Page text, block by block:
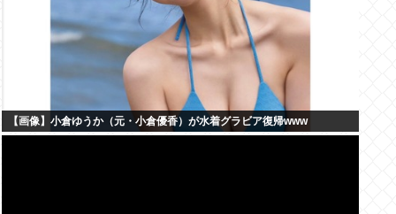
【画像】小倉ゆうか（元・小倉優香）が水着グラビア復帰www